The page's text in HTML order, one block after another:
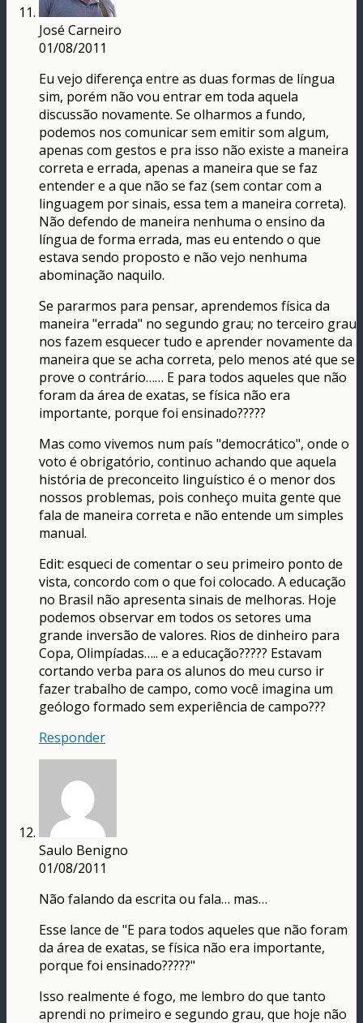
José Carneiro
01/08/2011
Eu vejo diferença entre as duas formas de língua
sim, porém não vou entrar em toda aquela
discussão novamente. Se olharmos a fundo,
podemos nos comunicar sem emitir som algum,
apenas com gestos e pra isso não existe a maneira
correta e errada, apenas a maneira que se faz
entender e a que não se faz (sem contar com a
linguagem por sinais, essa tem a maneira correta).
Não defendo de maneira nenhuma o ensino da
língua de forma errada, mas eu entendo o que
estava sendo proposto e não vejo nenhuma
abominação naquilo.
Se pararmos para pensar, aprendemos física da
maneira "errada" no segundo grau; no terceiro grau
nos fazem esquecer tudo e aprender novamente da
maneira que se acha correta, pelo menos até que se
prove o contrário…… E para todos aqueles que não
foram da área de exatas, se física não era
importante, porque foi ensinado?????
Mas como vivemos num país "democrático", onde o
voto é obrigatório, continuo achando que aquela
história de preconceito linguístico é o menor dos
nossos problemas, pois conheço muita gente que
fala de maneira correta e não entende um simples
manual.
Edit: esqueci de comentar o seu primeiro ponto de
vista, concordo com o que foi colocado. A educação
no Brasil não apresenta sinais de melhoras. Hoje
podemos observar em todos os setores uma
grande inversão de valores. Rios de dinheiro para
Copa, Olimpíadas….. e a educação????? Estavam
cortando verba para os alunos do meu curso ir
fazer trabalho de campo, como você imagina um
geólogo formado sem experiência de campo???
Responder
Saulo Benigno
01/08/2011
Não falando da escrita ou fala… mas…
Esse lance de "E para todos aqueles que não foram
da área de exatas, se física não era importante,
porque foi ensinado?????"
Isso realmente é fogo, me lembro do que tanto
aprendi no primeiro e segundo grau, que hoje não